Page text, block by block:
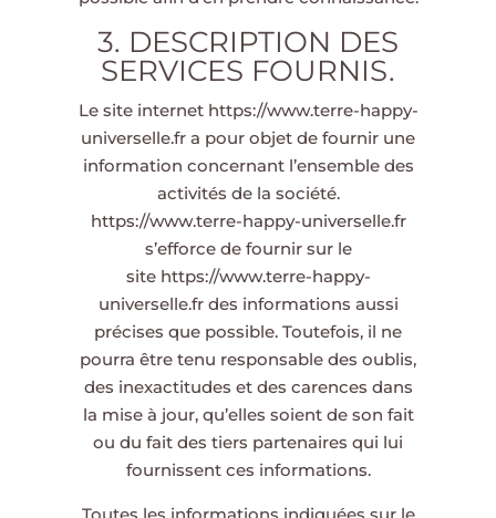
3. DESCRIPTION DES
SERVICES FOURNIS.
Le site internet https://www.terre-happy-
universelle.fr a pour objet de fournir une
information concernant l’ensemble des
activités de la société.
https://www.terre-happy-universelle.fr
s’efforce de fournir sur le
site https://www.terre-happy-
universelle.frdes informations aussi
précises que possible. Toutefois, il ne
pourra être tenu responsable des oublis,
des inexactitudes et des carences dans
la mise à jour, qu’elles soient de son fait
ou du fait des tiers partenaires qui lui
fournissent ces informations.